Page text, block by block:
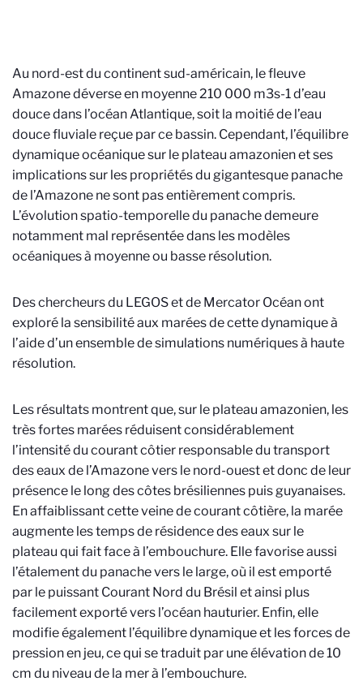
Au nord-est du continent sud-américain, le fleuve
Amazone déverse en moyenne 210 000 m3s-1 d’eau
douce dans l’océan Atlantique, soit la moitié de l’eau
douce fluviale reçue par ce bassin. Cependant, l’équilibre
dynamique océanique sur le plateau amazonien et ses
implications sur les propriétés du gigantesque panache
de l’Amazone ne sont pas entièrement compris.
L’évolution spatio-temporelle du panache demeure
notamment mal représentée dans les modèles
océaniques à moyenne ou basse résolution.
Des chercheurs du LEGOS et de Mercator Océan ont
exploré la sensibilité aux marées de cette dynamique à
l’aide d’un ensemble de simulations numériques à haute
résolution.
Les résultats montrent que, sur le plateau amazonien, les
très fortes marées réduisent considérablement
l’intensité du courant côtier responsable du transport
des eaux de l’Amazone vers le nord-ouest et donc de leur
présence le long des côtes brésiliennes puis guyanaises.
En affaiblissant cette veine de courant côtière, la marée
augmente les temps de résidence des eaux sur le
plateau qui fait face à l’embouchure. Elle favorise aussi
l’étalement du panache vers le large, où il est emporté
par le puissant Courant Nord du Brésil et ainsi plus
facilement exporté vers l’océan hauturier. Enfin, elle
modifie également l’équilibre dynamique et les forces de
pression en jeu, ce qui se traduit par une élévation de 10
cm du niveau de la mer à l’embouchure.